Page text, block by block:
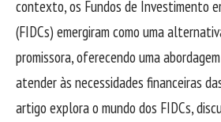
contexto, os Fundos de Investimento
(FIDCs) emergiram como uma
promissora, oferecendo uma
atender às necessidades financeiras
artigo explora o mundo dos FIDCs,